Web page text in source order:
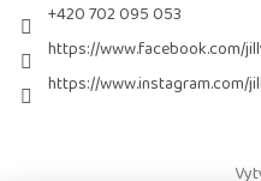
+420 702 095 053
https://www.facebook.com/
https://www.instagram.com/